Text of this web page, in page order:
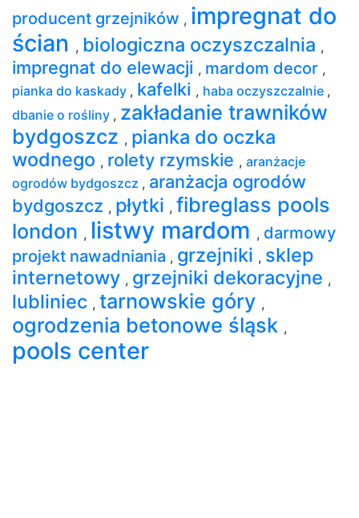
producent grzejników , impregnat do
ścian , biologiczna oczyszczalnia ,
impregnat do elewacji , mardom decor ,
pianka do kaskady , kafelki , haba oczyszczalnie ,
dbanie o rośliny , zakładanie trawników
bydgoszcz , pianka do oczka
wodnego , rolety rzymskie , aranżacje
ogrodów bydgoszcz , aranżacja ogrodów
bydgoszcz , płytki , fibreglass pools
london , listwy mardom , darmowy
projekt nawadniania , grzejniki , sklep
internetowy , grzejniki dekoracyjne ,
lubliniec , tarnowskie góry ,
ogrodzenia betonowe śląsk ,
pools center